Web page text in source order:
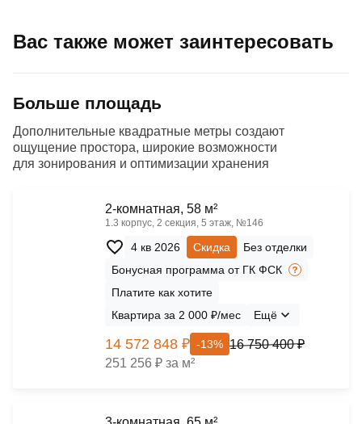
Вас также может заинтересовать
Больше площадь
Дополнительные квадратные метры создают
ощущение простора, широкие возможности
для зонирования и оптимизации хранения
2-комнатная, 58 м²
1.3 корпус, 2 секция, 5 этаж, №146
4 кв 2026 Скидка
Без отделки
Бонусная программа от ГК ФСК
Платите как хотите
Квартира за 2 000 ₽/мес
Ещё
14 572 848 ₽ -13% 16 750 400 ₽
251 256 ₽ за м²